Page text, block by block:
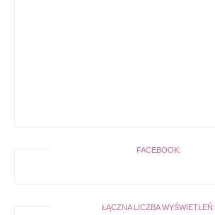
FACEBOOK:
ŁĄCZNA LICZBA WYŚWIETLEŃ: